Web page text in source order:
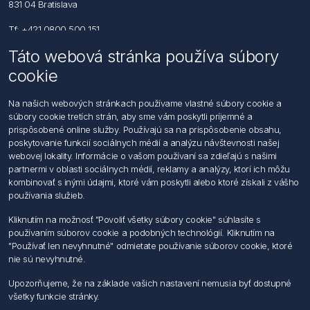
831 04 Bratislava
Tf: +421 0800 500 151
Email: office@foerch.sk
Kontaktujte nás
Informácie
Imprint
Vyhlásenie k ochrane údajov
Všeobecné dodacie a obchodné podmienky
Obchodný zástupca
Môj účet
Môj účet
Objednávky
Adresy
Táto webová stránka používa súbory
cookie
Na našich webových stránkach používame vlastné súbory cookie a
súbory cookie tretích strán, aby sme vám poskytli príjemné a
prispôsobené online služby. Používajú sa na prispôsobenie obsahu,
poskytovanie funkcií sociálnych médií a analýzu návštevnosti našej
webovej lokality. Informácie o vašom používaní sa zdieľajú s našimi
partnermi v oblasti sociálnych médií, reklamy a analýzy, ktorí ich môžu
kombinovať s inými údajmi, ktoré vám poskytli alebo ktoré získali z vášho
používania služieb.
Kliknutím na možnosť "Povoliť všetky súbory cookie" súhlasíte s
používaním súborov cookie a podobných technológií. Kliknutím na
"Používať len nevyhnutné" odmietate používanie súborov cookie, ktoré
nie sú nevyhnutné.
Upozorňujeme, že na základe vašich nastavení nemusia byť dostupné
všetky funkcie stránky.